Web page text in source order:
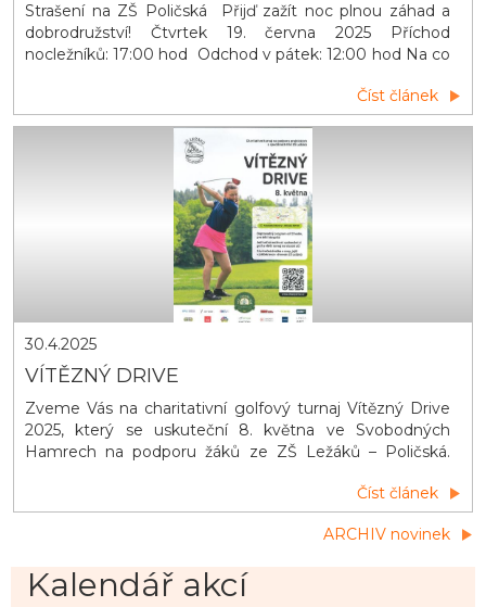
Strašení na ZŠ Poličská Přijď zažít noc plnou záhad a
dobrodružství! Čtvrtek 19. června 2025 Příchod
nocležníků: 17:00 hod Odchod v pátek: 12:00 hod Na co
Zpívání u táboráků s kytarou Večerní promítání Stezka
odvahy ODVAHA POVINNÁ, STRACH VÍTANÝ!
Číst článek
30.4.2025
VÍTĚZNÝ DRIVE
Zveme Vás na charitativní golfový turnaj Vítězný Drive
2025, který se uskuteční 8. května ve Svobodných
Hamrech na podporu žáků ze ZŠ Ležáků – Poličská.
žáků – přijďte si užít Den vítězství a zároveň pomoci
dobré věci!
Číst článek
ARCHIV novinek
Kalendář akcí